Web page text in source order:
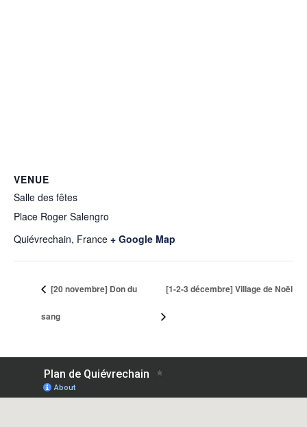
VENUE
Salle des fêtes
Place Roger Salengro
Quiévrechain, France + Google Map
[20 novembre] Don du
sang
[1-2-3 décembre] Village de Noël